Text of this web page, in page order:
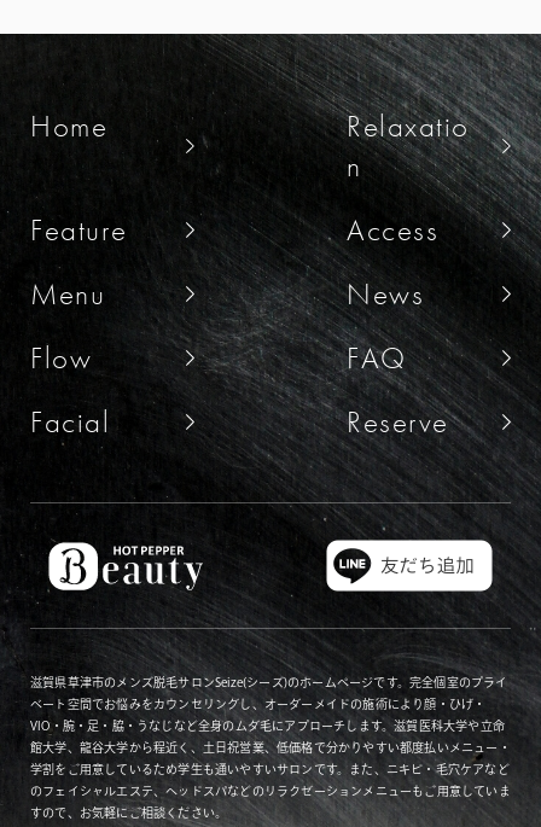
Home
Relaxatio
n
Feature
Access
Menu
News
Flow
FAQ
Facial
Reserve
滋賀県草津市のメンズ脱毛サロンSeize(シーズ)のホームページです。完全個室のプライ
ベート空間でお悩みをカウンセリングし、オーダーメイドの施術により顔・ひげ・
VIO・腕・足・脇・うなじなど全身のムダ毛にアプローチします。滋賀医科大学や立命
館大学、龍谷大学から程近く、土日祝営業、低価格で分かりやすい都度払いメニュー・
学割をご用意しているため学生も通いやすいサロンです。また、ニキビ・毛穴ケアなど
のフェイシャルエステ、ヘッドスパなどのリラクゼーションメニューもご用意していま
すので、お気軽にご相談ください。